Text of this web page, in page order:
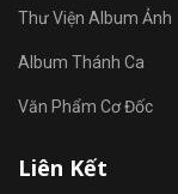
Thư Viện Album Ảnh
Album Thánh Ca
Văn Phẩm Cơ Đốc
Liên Kết